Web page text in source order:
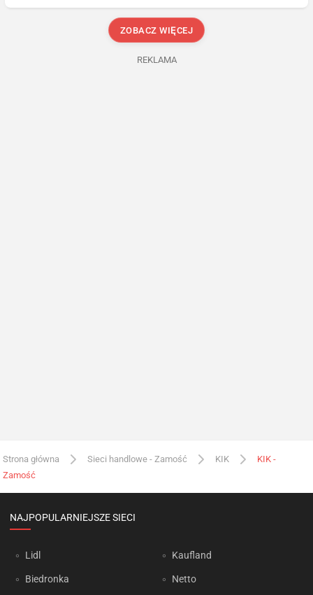
ZOBACZ WIĘCEJ
REKLAMA
Strona główna Sieci handlowe - Zamość KIK
KIK -
Zamość
NAJPOPULARNIEJSZE SIECI
Lidl
Biedronka
Kaufland
Netto